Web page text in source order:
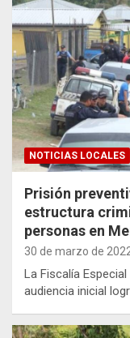
NOTICIAS LOCALES
Prisión
estructura
personas en
30 de marzo de
La Fiscalía
audiencia inicial